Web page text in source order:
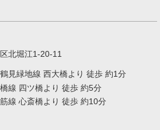
北堀江1-20-11
見緑地線 西大橋より 徒歩 約1分
線 四ツ橋より 徒歩 約5分
線 心斎橋より 徒歩 約10分